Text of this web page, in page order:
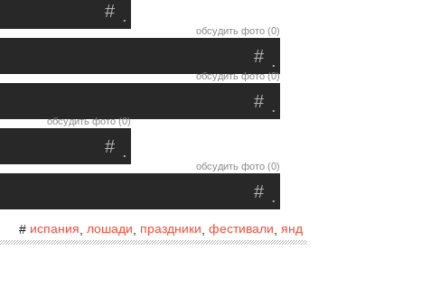
.
#
обсудить фото (0)
.
#
обсудить фото (0)
.
#
обсудить фото (0)
.
#
обсудить фото (0)
.
#
# испания лошади праздники фестивали янд